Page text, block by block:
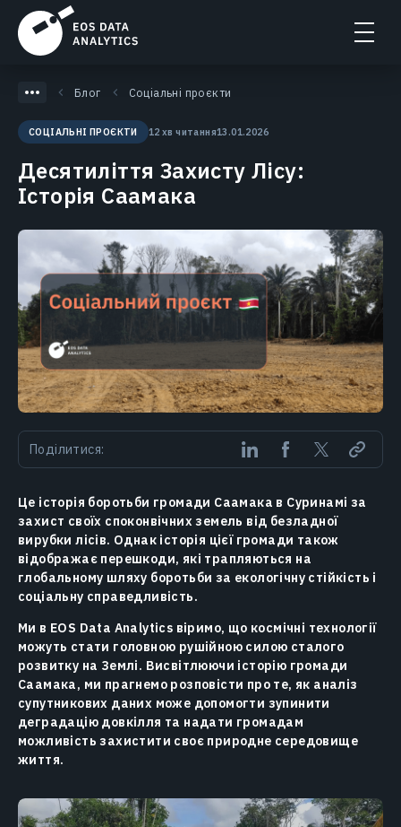
Блог Соціальні проєкти
СОЦІАЛЬНІ ПРОЄКТИ 12 хв читання13.01.2026
Десятиліття Захисту Лісу:
Історія Саамака
Поділитися:
Це історія боротьби громади Саамака в Суринамі за
захист своїх споконвічних земель від безладної
вирубки лісів. Однак історія цієї громади також
відображає перешкоди, які трапляються на
глобальному шляху боротьби за екологічну стійкість і
соціальну справедливість.
Ми в EOS Data Analytics віримо, що космічні технології
можуть стати головною рушійною силою сталого
розвитку на Землі. Висвітлюючи історію громади
Саамака, ми прагнемо розповісти про те, як аналіз
супутникових даних може допомогти зупинити
деградацію довкілля та надати громадам
можливість захистити своє природне середовище
життя.